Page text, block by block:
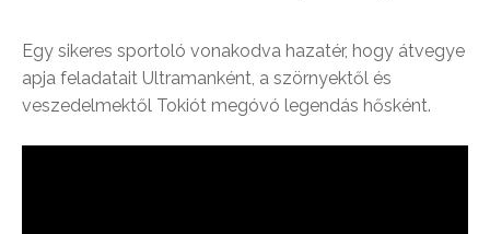
Egy sikeres sportoló vonakodva hazatér, hogy átvegye
apja feladatait Ultramanként, a szörnyektől és
veszedelmektől Tokiót megóvó legendás hősként.